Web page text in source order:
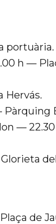
portuària.
h —
Hervás.
—
de